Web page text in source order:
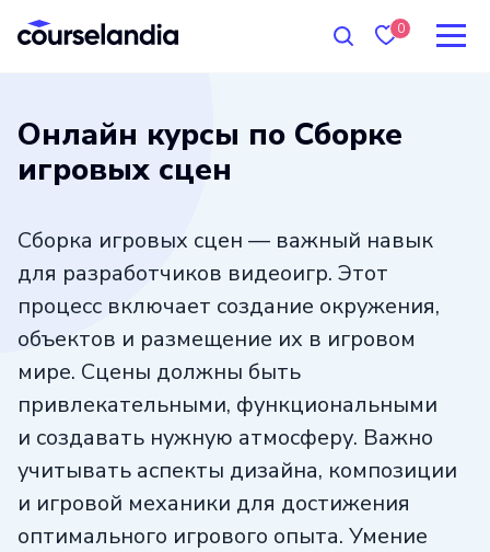
0
Онлайн курсы по Сборке
игровых сцен
Сборка игровых сцен — важный навык
для разработчиков видеоигр. Этот
процесс включает создание окружения,
объектов и размещение их в игровом
мире. Сцены должны быть
привлекательными, функциональными
и создавать нужную атмосферу. Важно
учитывать аспекты дизайна, композиции
и игровой механики для достижения
оптимального игрового опыта. Умение